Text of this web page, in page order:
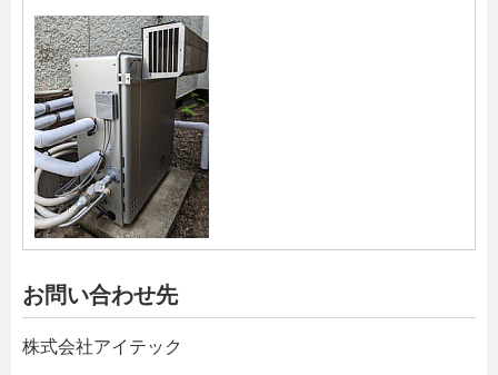
お問い合わせ先
株式会社アイテック